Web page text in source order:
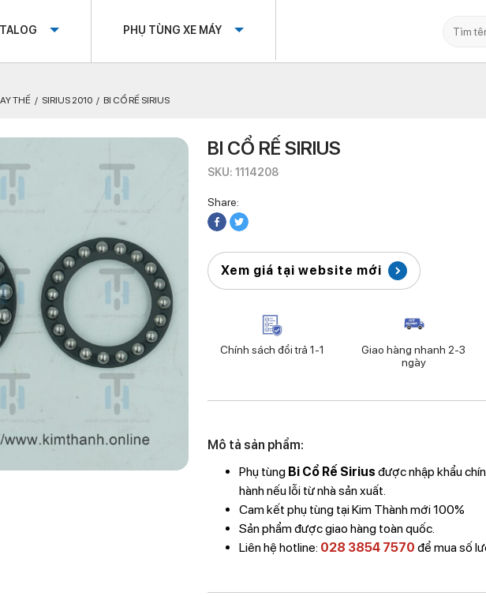
PHỤ TÙNG XE MÁY
THẾ SIRIUS 2010 BI CỔ RẾ SIRIUS
BI CỔ RẾ SIRIUS
SKU: 1114208
Share:
Xem giá tại website mới
Chính sách đổi trả 1-1
Giao hàng nhanh 2-3
ngày
Mô tả sản phẩm:
Phụ tùng Bi Cổ Rế Sirius được nhập khẩu
hành nếu lỗi từ nhà sản xuất.
Cam kết phụ tùng tại Kim Thành mới 100%
Sản phẩm được giao hàng toàn quốc.
Liên hệ hotline: 028 3854 7570 để mua số